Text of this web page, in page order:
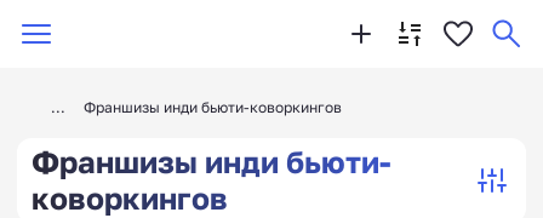
Франшизы инди бьюти-коворкингов
Франшизы инди бьюти-
коворкингов